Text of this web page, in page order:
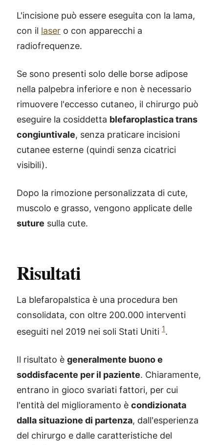
L'incisione può essere eseguita con la lama,
con il laser o con apparecchi a
radiofrequenze.
Se sono presenti solo delle borse adipose
nella palpebra inferiore e non è necessario
rimuovere l'eccesso cutaneo, il chirurgo può
eseguire la cosiddetta blefaroplastica trans
congiuntivale, senza praticare incisioni
cutanee esterne (quindi senza cicatrici
visibili).
Dopo la rimozione personalizzata di cute,
muscolo e grasso, vengono applicate delle
suture sulla cute.
Risultati
La blefaropalstica è una procedura ben
consolidata, con oltre 200.000 interventi
eseguiti nel 2019 nei soli Stati Uniti 1.
Il risultato è generalmente buono e
soddisfacente per il paziente. Chiaramente,
entrano in gioco svariati fattori, per cui
l'entità del miglioramento è condizionata
dalla situazione di partenza, dall'esperienza
del chirurgo e dalle caratteristiche del